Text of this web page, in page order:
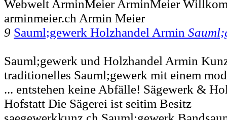
Webwelt ArminMeier ArminMeier
arminmeier.ch Armin Meier
9 Sauml;gewerk Holzhandel Armin
Sauml;gewerk und Holzhandel Armin
traditionelles Sauml;gewerk mit einem
... entstehen keine Abfälle! Sägewerk &
Hofstatt Die Sägerei ist seitim Besitz